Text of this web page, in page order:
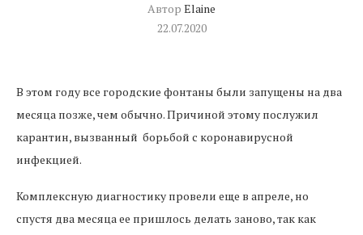
Автор Elaine
22.07.2020
В этом году все городские фонтаны были запущены на два
месяца позже, чем обычно. Причиной этому послужил
карантин, вызванный борьбой с коронавирусной
инфекцией.
Комплексную диагностику провели еще в апреле, но
спустя два месяца ее пришлось делать заново, так как